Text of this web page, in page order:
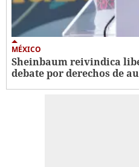
MÉXICO
Sheinbaum reivindica
debate por derechos de